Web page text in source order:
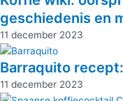
geschiedenis en
11 december 2023
Barraquito
11 december 2023